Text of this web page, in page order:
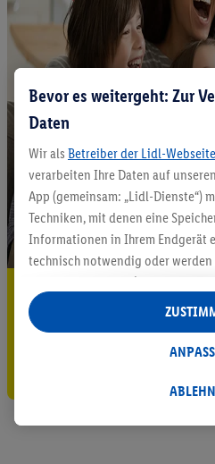
5.95 €
Bevor es weitergeht: Zur
Daten
Wir als Betreiber der Lidl-
verarbeiten Ihre Daten auf
App (gemeinsam: „Lidl-Dienste“)
Techniken, mit denen eine
Informationen in Ihrem Endgerät
technisch notwendig oder
auch durch Partner (u.a.
Verantwortliche; im
insgesamt
Statistik-Erstellung oder für
Datenverarbeitungen für